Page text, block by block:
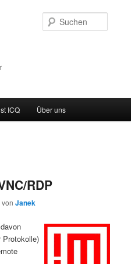
ICQ Über uns
RDP
vonJanek
Protokolle)